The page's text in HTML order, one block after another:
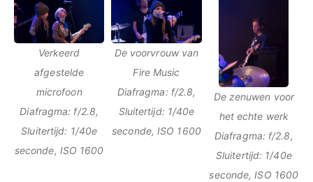
Verkeerd
afgestelde
microfoon
Diafragma: f/2.8,
Sluitertijd: 1/40e
seconde, ISO 1600
De voorvrouw van
Fire Music
Diafragma: f/2.8,
Sluitertijd: 1/40e
seconde, ISO 1600
De zenuwen voor
het echte werk
Diafragma: f/2.8,
Sluitertijd: 1/40e
seconde, ISO 1600